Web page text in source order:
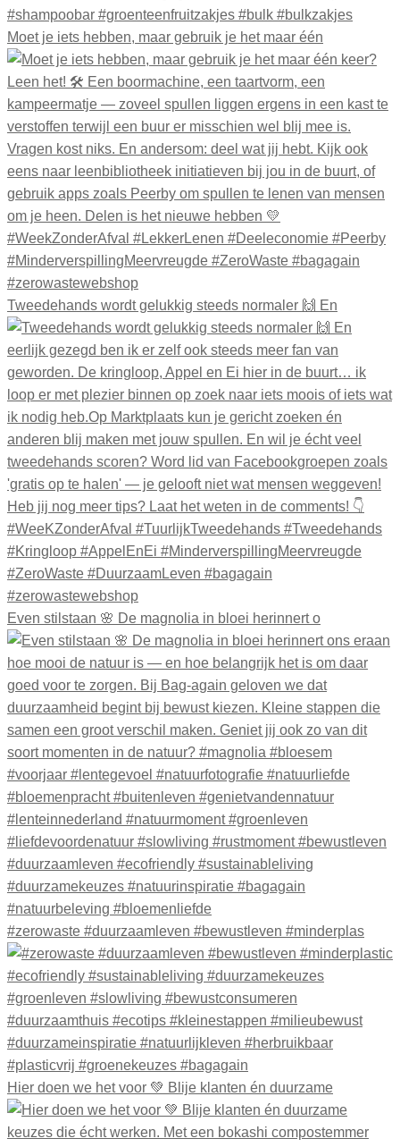
Moet je iets hebben, maar gebruik je het maar één
Tweedehands wordt gelukkig steeds normaler 🙌 En
Even stilstaan 🌸 De magnolia in bloei herinnert o
#zerowaste #duurzaamleven #bewustleven #minderplas
Hier doen we het voor 💚 Blije klanten én duurzame